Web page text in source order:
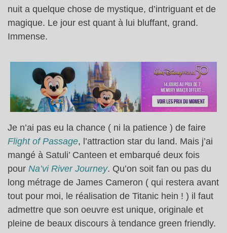
nuit a quelque chose de mystique, d’intriguant et de
magique. Le jour est quant à lui bluffant, grand.
Immense.
Je n’ai pas eu la chance ( ni la patience ) de faire
Flight of Passage, l’attraction star du land. Mais j’ai
mangé à Satuli’ Canteen et embarqué deux fois
pour Na’vi River Journey. Qu’on soit fan ou pas du
long métrage de James Cameron ( qui restera avant
tout pour moi, le réalisation de Titanic hein ! ) il faut
admettre que son oeuvre est unique, originale et
pleine de beaux discours à tendance green friendly.